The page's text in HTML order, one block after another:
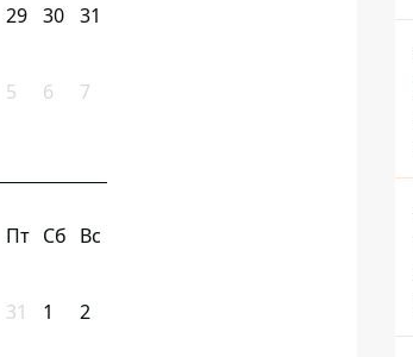
29 30 31
5 6 7
Пт Сб Вс
31 1 2